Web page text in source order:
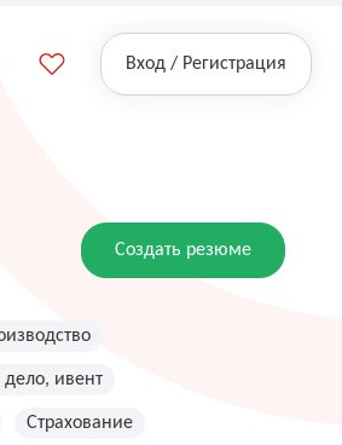
Вход / Регистрация
Создать резюме
дело, ивент
Страхование